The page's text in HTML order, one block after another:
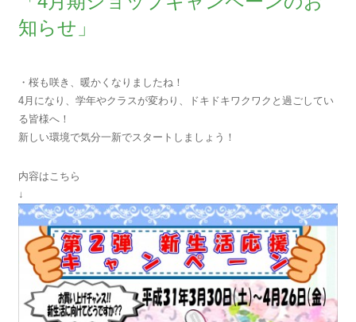
知らせ」
・桜も咲き、暖かくなりましたね！
4月になり、学年やクラスが変わり、ドキドキワクワクと過ごしてい
る皆様へ！
新しい環境で気分一新でスタートしましょう！
内容はこちら
↓